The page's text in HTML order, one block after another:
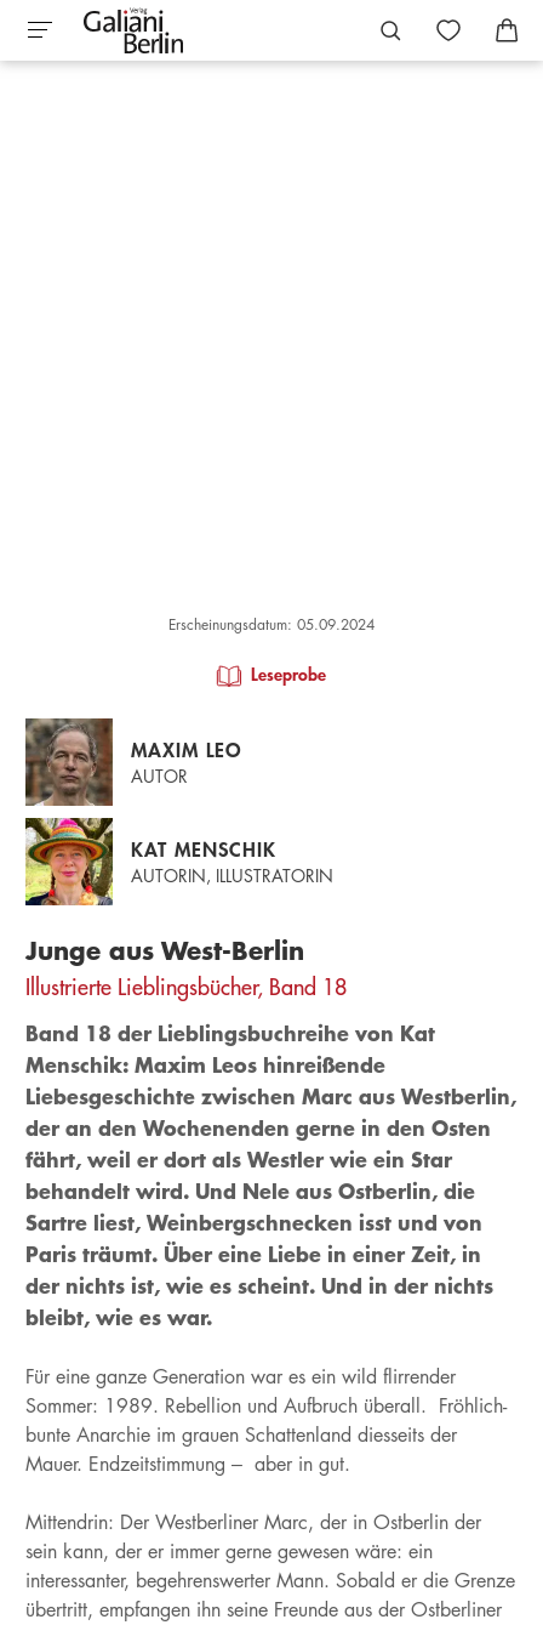
Erscheinungsdatum: 05.09.2024
Leseprobe
MAXIM LEO
AUTOR
KAT MENSCHIK
AUTORIN, ILLUSTRATORIN
Junge aus West-Berlin
Illustrierte Lieblingsbücher, Band 18
Band 18 der Lieblingsbuchreihe von Kat
Menschik: Maxim Leos hinreißende
Liebesgeschichte zwischen Marc aus Westberlin,
der an den Wochenenden gerne in den Osten
fährt, weil er dort als Westler wie ein Star
behandelt wird. Und Nele aus Ostberlin, die
Sartre liest, Weinbergschnecken isst und von
Paris träumt. Über eine Liebe in einer Zeit, in
der nichts ist, wie es scheint. Und in der nichts
bleibt, wie es war.
Für eine ganze Generation war es ein wild flirrender
Sommer: 1989. Rebellion und Aufbruch überall. Fröhlich-
bunte Anarchie im grauen Schattenland diesseits der
Mauer. Endzeitstimmung – aber in gut.
Mittendrin: Der Westberliner Marc, der in Ostberlin der
sein kann, der er immer gerne gewesen wäre: ein
interessanter, begehrenswerter Mann. Sobald er die Grenze
übertritt, empfangen ihn seine Freunde aus der Ostberliner